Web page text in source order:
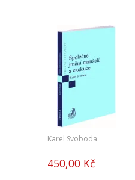
Karel Svoboda
450,00 Kč